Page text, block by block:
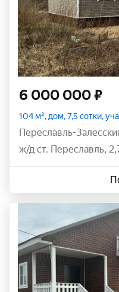
6 000 000 ₽
104 м², дом, 7,5 сотки,
Переславль-
ж/д ст. Переславль,